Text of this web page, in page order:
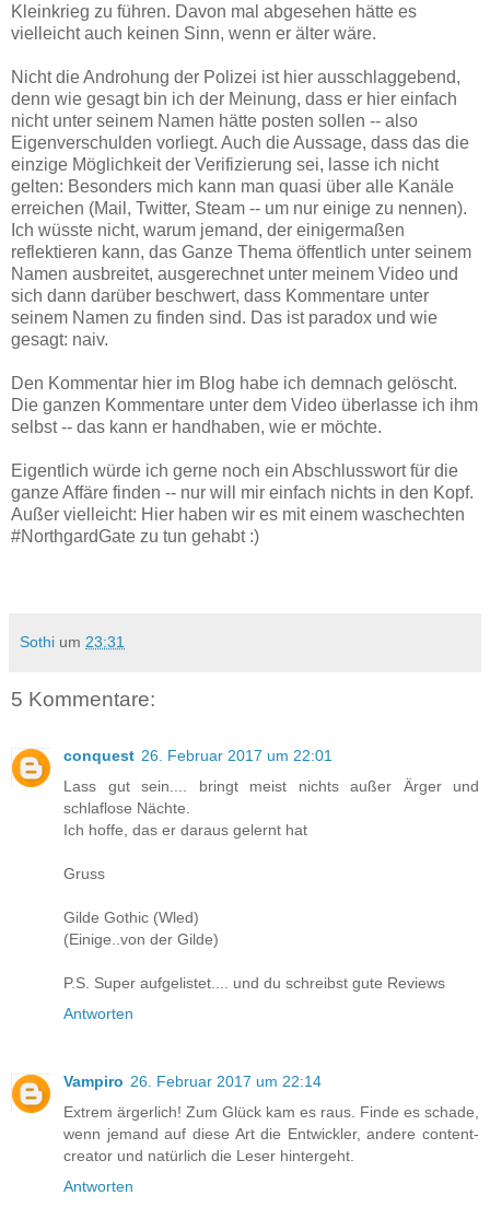
Kleinkrieg zu führen. Davon mal abgesehen hätte es
vielleicht auch keinen Sinn, wenn er älter wäre.
Nicht die Androhung der Polizei ist hier ausschlaggebend,
denn wie gesagt bin ich der Meinung, dass er hier einfach
nicht unter seinem Namen hätte posten sollen -- also
Eigenverschulden vorliegt. Auch die Aussage, dass das die
einzige Möglichkeit der Verifizierung sei, lasse ich nicht
gelten: Besonders mich kann man quasi über alle Kanäle
erreichen (Mail, Twitter, Steam -- um nur einige zu nennen).
Ich wüsste nicht, warum jemand, der einigermaßen
reflektieren kann, das Ganze Thema öffentlich unter seinem
Namen ausbreitet, ausgerechnet unter meinem Video und
sich dann darüber beschwert, dass Kommentare unter
seinem Namen zu finden sind. Das ist paradox und wie
gesagt: naiv.
Den Kommentar hier im Blog habe ich demnach gelöscht.
Die ganzen Kommentare unter dem Video überlasse ich ihm
selbst -- das kann er handhaben, wie er möchte.
Eigentlich würde ich gerne noch ein Abschlusswort für die
ganze Affäre finden -- nur will mir einfach nichts in den Kopf.
Außer vielleicht: Hier haben wir es mit einem waschechten
#NorthgardGate zu tun gehabt :)
Sothi um 23:31
5 Kommentare:
conquest 26. Februar 2017 um 22:01
Lass gut sein.... bringt meist nichts außer Ärger und
schlaflose Nächte.
Ich hoffe, das er daraus gelernt hat
Gruss
Gilde Gothic (Wled)
(Einige..von der Gilde)
P.S. Super aufgelistet.... und du schreibst gute Reviews
Antworten
Vampiro 26. Februar 2017 um 22:14
Extrem ärgerlich! Zum Glück kam es raus. Finde es schade,
wenn jemand auf diese Art die Entwickler, andere content-
creator und natürlich die Leser hintergeht.
Antworten